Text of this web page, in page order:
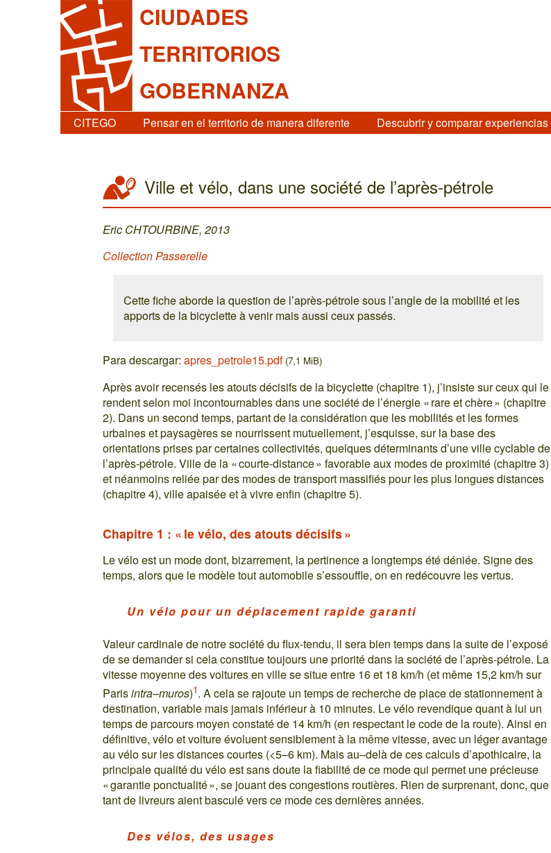
CIUDADES
TERRITORIOS
GOBERNANZA
CITEGO Pensar en el territorio de manera diferente Descubrir y comparar experiencias
Ville et vélo, dans une société de l’après-pétrole
Eric CHTOURBINE, 2013
Collection Passerelle
Cette fiche aborde la question de l’après-pétrole sous l’angle de la mobilité et les
apports de la bicyclette à venir mais aussi ceux passés.
Para descargar:apres_petrole15.pdf (7,1 MiB)
Après avoir recensés les atouts décisifs de la bicyclette (chapitre 1), j’insiste sur ceux qui le
rendent selon moi incontournables dans une société de l’énergie « rare et chère » (chapitre
2). Dans un second temps, partant de la considération que les mobilités et les formes
urbaines et paysagères se nourrissent mutuellement, j’esquisse, sur la base des
orientations prises par certaines collectivités, quelques déterminants d’une ville cyclable de
l’après-pétrole. Ville de la « courte-distance » favorable aux modes de proximité (chapitre 3)
et néanmoins reliée par des modes de transport massifiés pour les plus longues distances
(chapitre 4), ville apaisée et à vivre enfin (chapitre 5).
Chapitre 1 : « le vélo, des atouts décisifs »
Le vélo est un mode dont, bizarrement, la pertinence a longtemps été déniée. Signe des
temps, alors que le modèle tout automobile s’essouffle, on en redécouvre les vertus.
Un vélo pour un déplacement rapide garanti
Valeur cardinale de notre société du flux-tendu, il sera bien temps dans la suite de l’exposé
de se demander si cela constitue toujours une priorité dans la société de l’après-pétrole. La
vitesse moyenne des voitures en ville se situe entre 16 et 18 km/h (et même 15,2 km/h sur
Parisintra–muros)1. A cela se rajoute un temps de recherche de place de stationnement à
destination, variable mais jamais inférieur à 10 minutes. Le vélo revendique quant à lui un
temps de parcours moyen constaté de 14 km/h (en respectant le code de la route). Ainsi en
définitive, vélo et voiture évoluent sensiblement à la même vitesse, avec un léger avantage
au vélo sur les distances courtes (<5–6 km). Mais au–delà de ces calculs d’apothicaire, la
principale qualité du vélo est sans doute la fiabilité de ce mode qui permet une précieuse
« garantie ponctualité », se jouant des congestions routières. Rien de surprenant, donc, que
tant de livreurs aient basculé vers ce mode ces dernières années.
Des vélos, des usages